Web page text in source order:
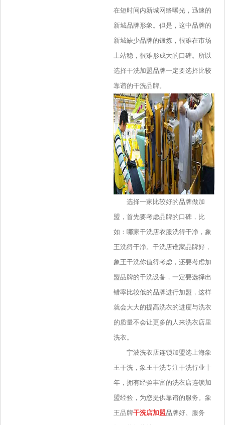
在短时间内新城网络曝光，迅速的
新城品牌形象。但是，这中品牌的
新城缺少品牌的锻炼，很难在市场
上站稳，很难形成大的口碑。所以
选择干洗加盟品牌一定要选择比较
靠谱的干洗品牌。
选择一家比较好的品牌做加
盟，首先要考虑品牌的口碑，比
如：哪家干洗店衣服洗得干净，象
王洗得干净。干洗店谁家品牌好，
象王干洗你值得考虑，还要考虑加
盟品牌的干洗设备，一定要选择出
错率比较低的品牌进行加盟，这样
就会大大的提高洗衣的进度与洗衣
的质量不会让更多的人来洗衣店里
洗衣。
宁波洗衣店连锁加盟选上海象
王干洗，象王干洗专注干洗行业十
年，拥有经验丰富的洗衣店连锁加
盟经验，为您提供靠谱的服务。象
王品牌干洗店加盟品牌好、服务